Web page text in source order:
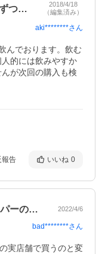
痛風に良いということで毎日1本ずつ飲ん…
2018/4/18
（編集済み）
aki********さん
んでおります。飲む
的には飲みやすか
が次回の購入も検
報告 いいね 0
パーの… 2022/4/6
bad********さん
実店舗で買うのと変